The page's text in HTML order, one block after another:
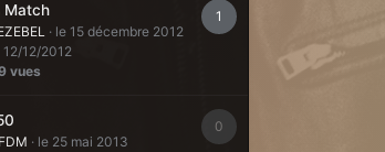
1
Match
· le 15 décembre 2012
12/12/2012
vues
0
· le 25 mai 2013